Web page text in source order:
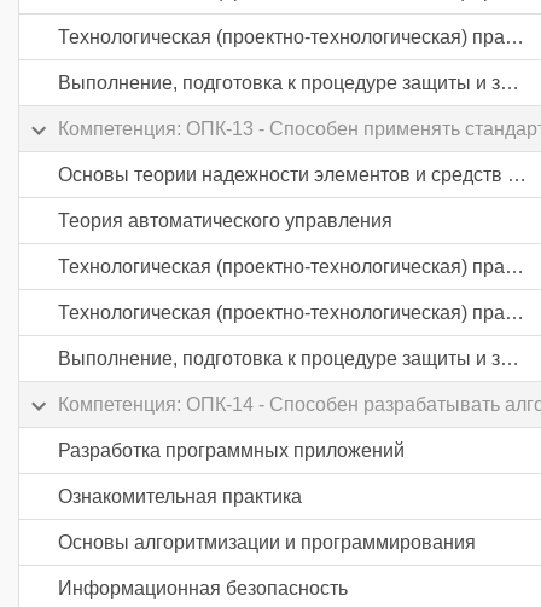
Технологическая (проектно-технологическая) практика
Выполнение, подготовка к процедуре защиты и защита выпускной квалификационной работы
Компетенция: ОПК-13 - Способен применять
Основы теории надежности элементов и средств автоматики
Теория автоматического управления
Технологическая (проектно-технологическая) практика
Технологическая (проектно-технологическая) практика
Выполнение, подготовка к процедуре защиты и защита выпускной квалификационной работы
Компетенция: ОПК-14 - Способен разрабатывать
Разработка программных приложений
Ознакомительная практика
Основы алгоритмизации и программирования
Информационная безопасность